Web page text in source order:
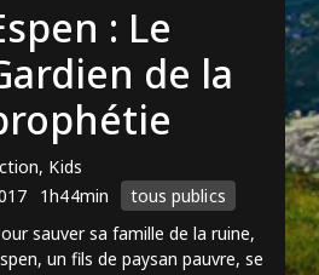
: Le
de la
Kids
1h44min
tous publics
sauver sa famille de la ruine,
un fils de paysan pauvre, se